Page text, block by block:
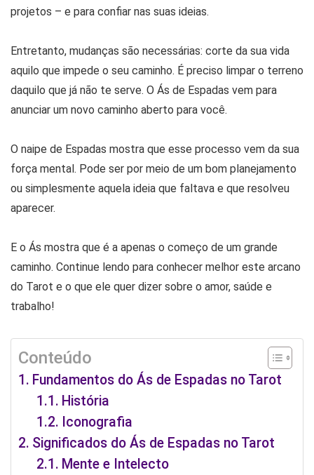
projetos – e para confiar nas suas ideias.
Entretanto, mudanças são necessárias: corte da sua vida
aquilo que impede o seu caminho. É preciso limpar o terreno
daquilo que já não te serve. O Ás de Espadas vem para
anunciar um novo caminho aberto para você.
O naipe de Espadas mostra que esse processo vem da sua
força mental. Pode ser por meio de um bom planejamento
ou simplesmente aquela ideia que faltava e que resolveu
aparecer.
E o Ás mostra que é a apenas o começo de um grande
caminho. Continue lendo para conhecer melhor este arcano
do Tarot e o que ele quer dizer sobre o amor, saúde e
trabalho!
Conteúdo
Fundamentos do Ás de Espadas no Tarot
História
Iconografia
Significados do Ás de Espadas no Tarot
Mente e Intelecto